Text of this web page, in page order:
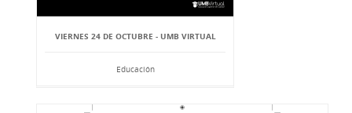
VIERNES 24 DE OCTUBRE - UMB VIRTUAL
Educación